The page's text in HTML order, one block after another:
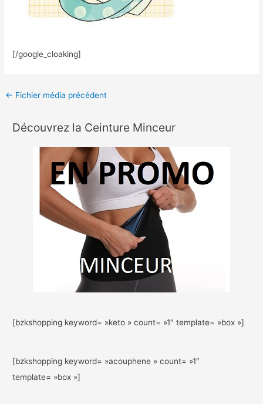
[/google_cloaking]
← Fichier média précédent
Découvrez la Ceinture Minceur
[bzkshopping keyword= »keto » count= »1″ template= »box »]
[bzkshopping keyword= »acouphene » count= »1″
template= »box »]